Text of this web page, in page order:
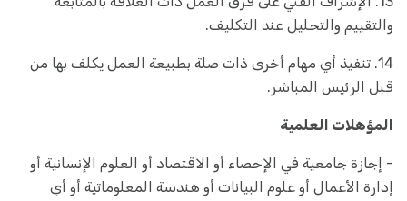
والتقييم والتحليل عند التكليف.
14. تنفيذ أي مهام أخرى ذات صلة بطبيعة العمل يكلف بها من
قبل الرئيس المباشر.
المؤهلات العلمية
- إجازة جامعية في الإحصاء أو الاقتصاد أو العلوم الإنسانية أو
إدارة الأعمال أو علوم البيانات أو هندسة المعلوماتية أو أي